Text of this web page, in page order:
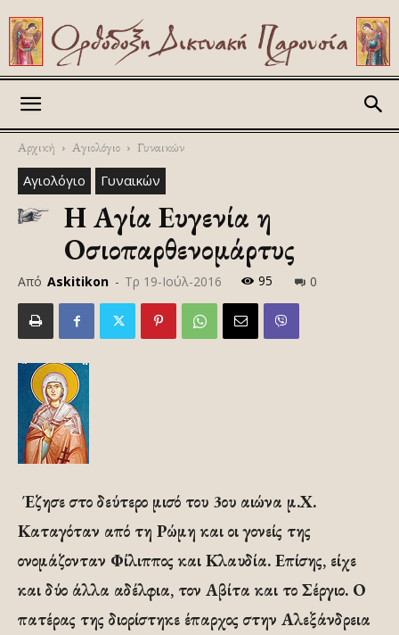
Αρχική Αγιολόγιο Γυναικών
Αγιολόγιο Γυναικών
Η Αγία Ευγενία η
Οσιοπαρθενομάρτυς
Από Askitikon - Τρ 19-Ιούλ-2016 95 0
Έζησε στο δεύτερο μισό του 3ου αιώνα μ.Χ.
Καταγόταν από τη Ρώμη και οι γονείς της
ονομάζονταν Φίλιππος και Κλαυδία. Επίσης, είχε
και δύο άλλα αδέλφια, τον Αβίτα και το Σέργιο. Ο
πατέρας της διορίστηκε έπαρχος στην Αλεξάνδρεια